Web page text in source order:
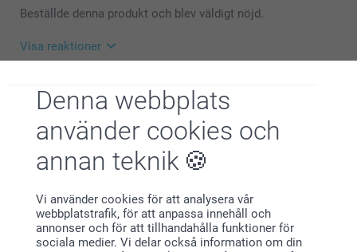
Denna webbplats
använder cookies och
annan teknik
Vi använder cookies för att analysera vår
webbplatstrafik, för att anpassa innehåll och
annonser och för att tillhandahålla funktioner för
sociala medier. Vi delar också information om din
Beställde denna produkt och blev väldigt nöjd.
Visa reaktioner
11:58
Stort tack för dina 5 stjärnor och omdöme, kul att du
är nöjd med dina bestickkuvert!
Vi önskar dig en fin dag!
Varma hälsningar,
Larsa Malke,
2022-07-27
De ser så fina ut!
Visa reaktioner
2022-07-28